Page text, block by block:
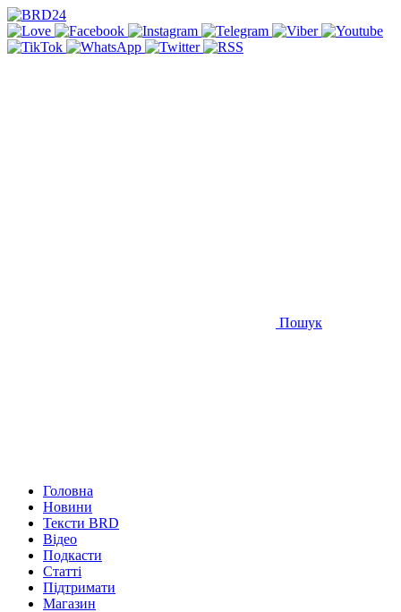
Пошук
Головна
Новини
Тексти BRD
Відео
Подкасти
Статті
Підтримати
Магазин